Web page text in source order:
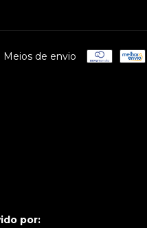
Meios de envio
por: